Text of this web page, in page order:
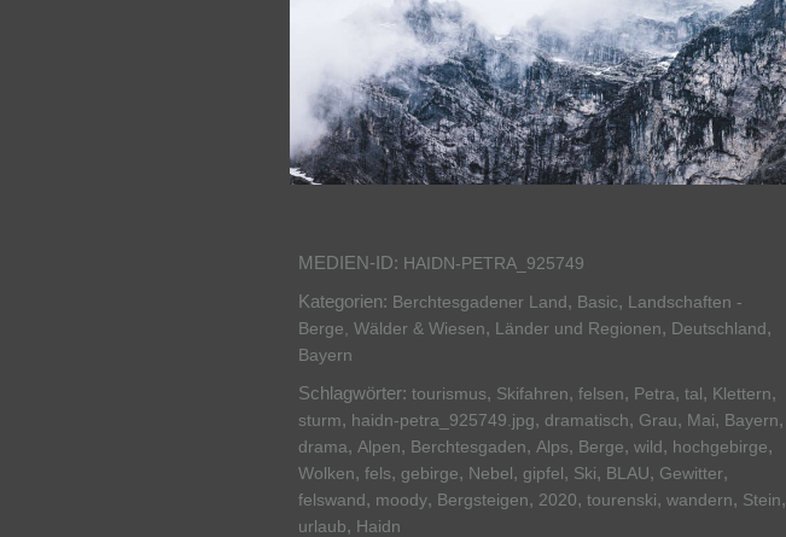
MEDIEN-ID: HAIDN-PETRA_925749
Kategorien: Berchtesgadener Land, Basic, Landschaften -
Berge, Wälder & Wiesen, Länder und Regionen, Deutschland,
Bayern
Schlagwörter: tourismus, Skifahren, felsen, Petra, tal, Klettern,
sturm, haidn-petra_925749.jpg, dramatisch, Grau, Mai, Bayern,
drama, Alpen, Berchtesgaden, Alps, Berge, wild, hochgebirge,
Wolken, fels, gebirge, Nebel, gipfel, Ski, BLAU, Gewitter,
felswand, moody, Bergsteigen, 2020, tourenski, wandern, Stein,
urlaub, Haidn